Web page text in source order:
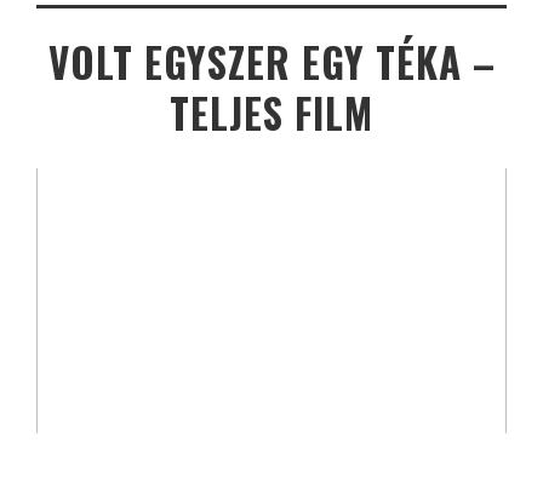
VOLT EGYSZER EGY TÉKA –
TELJES FILM